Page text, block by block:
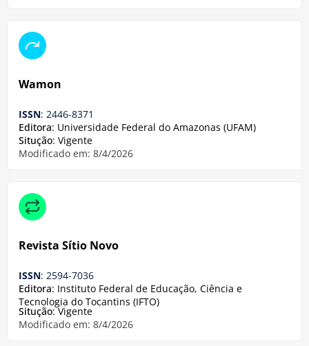
Wamon
ISSN: 2446-8371
Editora: Universidade Federal do Amazonas (UFAM)
Situção: Vigente
Modificado em: 8/4/2026
Revista Sítio Novo
ISSN: 2594-7036
Editora: Instituto Federal de Educação, Ciência e
Tecnologia do Tocantins (IFTO)
Situção: Vigente
Modificado em: 8/4/2026